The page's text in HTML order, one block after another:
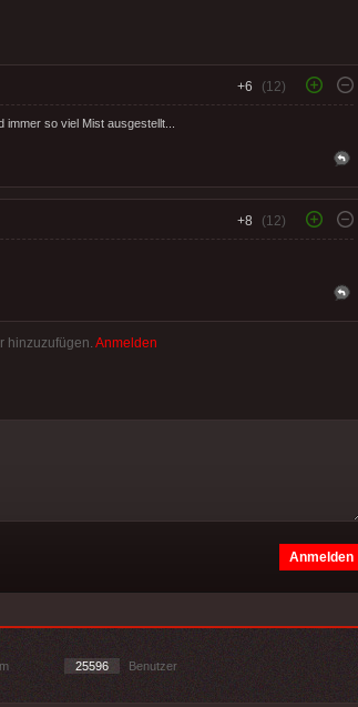
+6 (12)
so viel Mist ausgestellt...
+8 (12)
hinzuzufügen. Anmelden
25596 Benutzer